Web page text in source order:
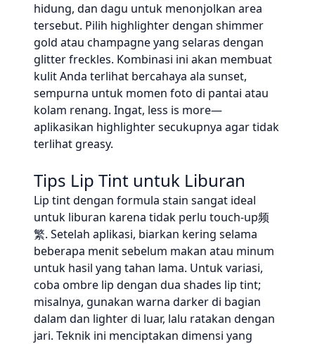
hidung, dan dagu untuk menonjolkan area
tersebut. Pilih highlighter dengan shimmer
gold atau champagne yang selaras dengan
glitter freckles. Kombinasi ini akan membuat
kulit Anda terlihat bercahaya ala sunset,
sempurna untuk momen foto di pantai atau
kolam renang. Ingat, less is more—
aplikasikan highlighter secukupnya agar tidak
terlihat greasy.
Tips Lip Tint untuk Liburan
Lip tint dengan formula stain sangat ideal
untuk liburan karena tidak perlu touch-up频
繁. Setelah aplikasi, biarkan kering selama
beberapa menit sebelum makan atau minum
untuk hasil yang tahan lama. Untuk variasi,
coba ombre lip dengan dua shades lip tint;
misalnya, gunakan warna darker di bagian
dalam dan lighter di luar, lalu ratakan dengan
jari. Teknik ini menciptakan dimensi yang